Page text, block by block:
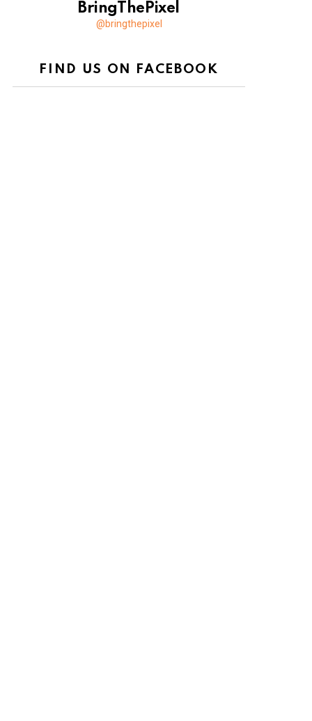
BringThePixel
@bringthepixel
FIND US ON FACEBOOK